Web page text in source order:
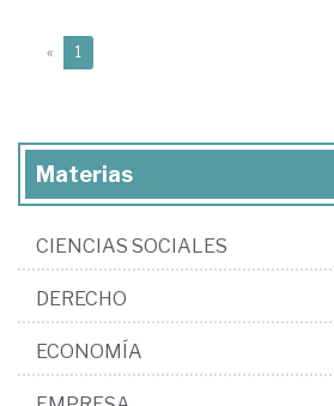
« 1
Materias
CIENCIAS SOCIALES
DERECHO
ECONOMÍA